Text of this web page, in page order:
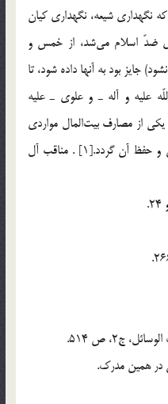
نگهداري شيعه، نگهداري كيان
ضدّ اسلام مي‌شد، از خمس و
جايز بود به آنها داده شود، تا
عليه و آله ـ و علوي ـ عليه
يكي از مصارف بيت‌المال مواردي
است كه موجب استحكام و استواري دين و حفظ آن گردد.[1] . مناقب آل